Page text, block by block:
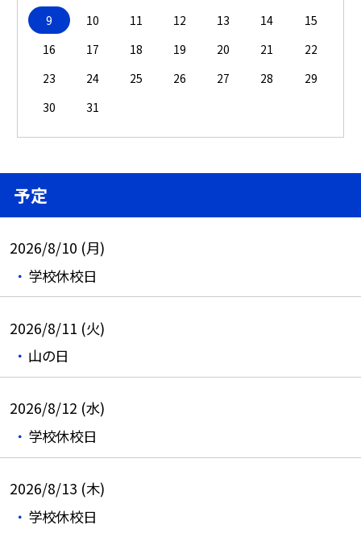
9
10 11 12 13 14
15
16
17 18 19 20 21
22
23
24 25 26 27 28
29
30
31
予定
2026/8/10 (月)
学校休校日
2026/8/11 (火)
山の日
2026/8/12 (水)
学校休校日
2026/8/13 (木)
学校休校日